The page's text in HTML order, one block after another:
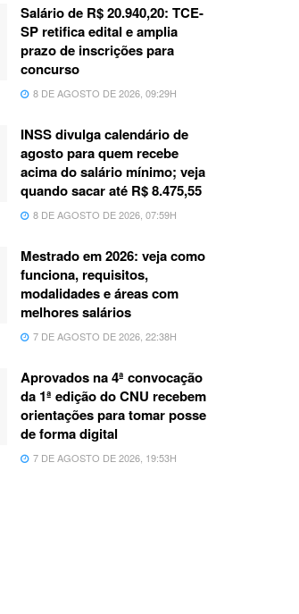
Salário de R$ 20.940,20: TCE-
SP retifica edital e amplia
prazo de inscrições para
concurso
8 DE AGOSTO DE 2026, 09:29H
INSS divulga calendário de
agosto para quem recebe
acima do salário mínimo; veja
quando sacar até R$ 8.475,55
8 DE AGOSTO DE 2026, 07:59H
Mestrado em 2026: veja como
funciona, requisitos,
modalidades e áreas com
melhores salários
7 DE AGOSTO DE 2026, 22:38H
Aprovados na 4ª convocação
da 1ª edição do CNU recebem
orientações para tomar posse
de forma digital
7 DE AGOSTO DE 2026, 19:53H